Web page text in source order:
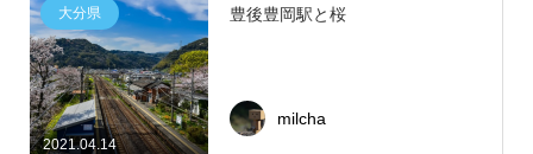
2021.04.14
大分県 豊後豊岡駅と桜
milcha